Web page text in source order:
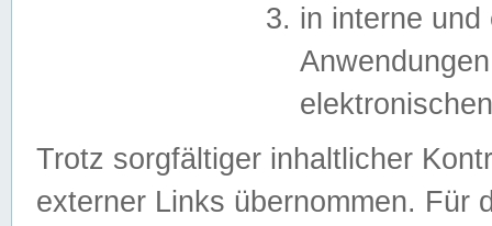
in interne
Trotz sorgfältiger inhaltlicher
externer Links übernommen. Für